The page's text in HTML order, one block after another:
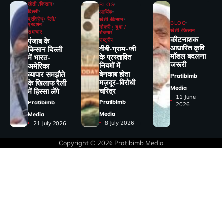
खेती /किसान
दिल्ली
प्रतिरोध/ रैली/
प्रदर्शन
समाचार
पंजाब के
किसान दिल्ली
में भारत-
अमेरिका
व्यापार समझौते
के खिलाफ रैली
में हिस्सा लेंगे
Pratibimb
Media
21 July 2026
BLOG
आर्थिक
खेती /किसान
नौकरी / युवा /
रोजगार
राष्ट्रीय
वीबी-ग्राम-जी
के प्रस्तावित
नियमों में
बेनकाब होता
मज़दूर-विरोधी
चरित्र
Pratibimb
Media
8 July 2026
BLOG
खेती /किसान
कीटनाशक
आधारित कृषि
मॉडल बदलना
जरूरी
Pratibimb
Media
11 June
2026
Copyright © 2026 Pratibimb Media